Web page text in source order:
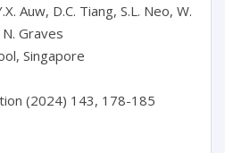
Auw, D.C. Tiang, S.L. Neo, W.
Graves
Singapore
(2024) 143, 178-185